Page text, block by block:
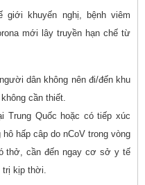
khuyến nghị, bệnh viêm
mới lây truyền hạn chế từ
dân không nên đi/đến khu
cần thiết.
Trung Quốc hoặc có tiếp xúc
hấp câp do nCoV trong vòng
thở, cần đến ngay cơ sở y tế
trị kịp thời.